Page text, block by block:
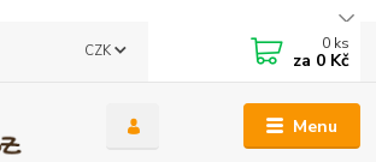
Menu
CZK 0 ks
za 0 Kč